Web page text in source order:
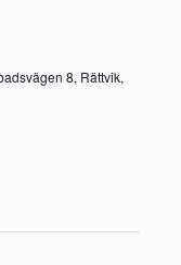
8, Rättvik,